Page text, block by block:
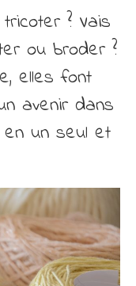
? Vais
ou broder ?
elles font
avenir dans
un seul et